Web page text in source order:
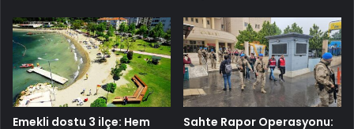
Emekli dostu 3 ilçe: Hem
Sahte Rapor Operasyonu: